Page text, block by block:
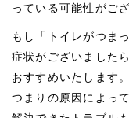
っている可能性がご
もし「トイレがつま
症状がございました
おすすめいたします。
つまりの原因によっ